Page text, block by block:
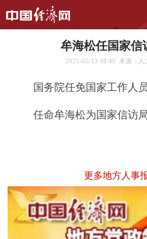
牟海松任国家信
2025-05-13 08:49 来源：人
国务院任免国家工作人员
任命牟海松为国家信访局
更多地方人事